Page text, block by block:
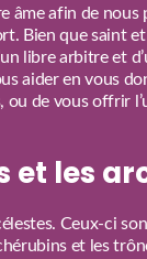
âme afin de nous
Bien que saint
libre arbitre et
aider en vous
de vous offrir
et les
Ceux-ci
et les